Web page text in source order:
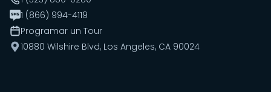
1 (866) 994-4119
Programar un Tour
10880 Wilshire Blvd, Los Angeles, CA 90024